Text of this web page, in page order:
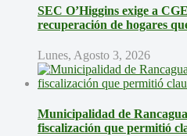
SEC O’Higgins exige a
recuperación de hogares
Lunes, Agosto 3, 2026
Municipalidad de
fiscalización que permitió